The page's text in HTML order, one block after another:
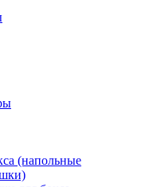
(напольные